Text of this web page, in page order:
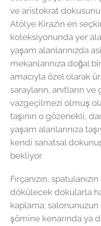
ve aristokrat
Atölye Kiraz’ın en
koleksiyonunda yer
yaşam alanlarınızda
mekanlarınıza doğal
amacıyla özel olarak
sarayların, anıtların
vazgeçilmezi olmuş
taşının o gözenekli,
yaşam alanlarınıza
kendi sanatsal
bekliyor.
Fırçanızın,
dökülecek dokularla
kaplama;
şömine kenarında ya